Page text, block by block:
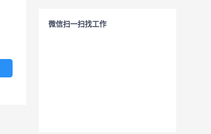
微信扫一扫找工作